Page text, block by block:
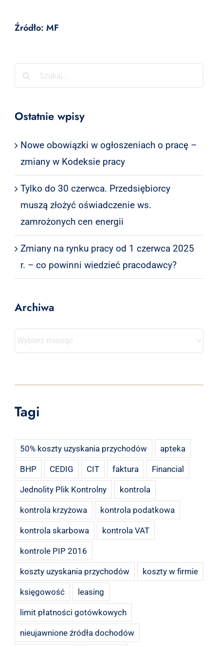
Źródło: MF
Szukaj
Ostatnie wpisy
Nowe obowiązki w ogłoszeniach o pracę –
zmiany w Kodeksie pracy
Tylko do 30 czerwca. Przedsiębiorcy
muszą złożyć oświadczenie ws.
zamrożonych cen energii
Zmiany na rynku pracy od 1 czerwca 2025
r. – co powinni wiedzieć pracodawcy?
Archiwa
Archiwa
Tagi
50% koszty uzyskania przychodów apteka
BHP CEDIG CIT faktura Financial
Jednolity Plik Kontrolny kontrola
kontrola krzyżowa kontrola podatkowa
kontrola skarbowa kontrola VAT
kontrole PIP 2016
koszty uzyskania przychodów koszty w firmie
księgowość leasing
limit płatności gotówkowych
nieujawnione źródła dochodów